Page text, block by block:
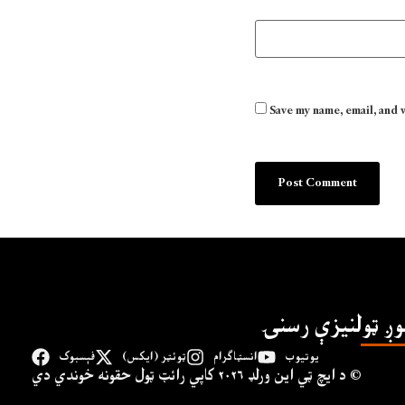
Save my name, email,
ټولنیزې رسنۍ
فېسبوک ټوئټر (ایکس) انسټاګرام یوتیوب
د ايچ ټي اين وﺭلډ ۲۰۲۶ کاپي ﺭائټ ټول حقونه خوندي دي ©